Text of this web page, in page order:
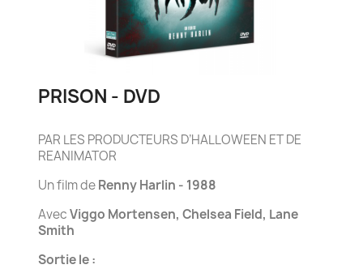
PRISON - DVD
PAR LES PRODUCTEURS D’HALLOWEEN ET DE
REANIMATOR
Un film deRenny Harlin - 1988
AvecViggo Mortensen, Chelsea Field, Lane
Smith
Sortie le :